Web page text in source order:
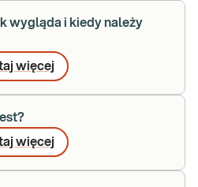
wygląda i kiedy należy
więcej
więcej